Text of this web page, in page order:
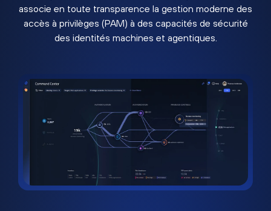
associe en toute transparence la gestion moderne des
accès à privilèges (PAM) à des capacités de sécurité
des identités machines et agentiques.